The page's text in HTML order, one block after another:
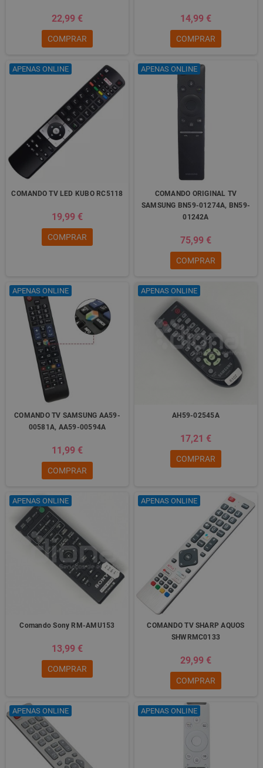
22,99 €
COMPRAR
14,99 €
COMPRAR
APENAS ONLINE
COMANDO TV LED KUBO RC5118
19,99 €
COMPRAR
APENAS ONLINE
COMANDO ORIGINAL TV
SAMSUNG BN59-01274A, BN59-
01242A
75,99 €
COMPRAR
APENAS ONLINE
COMANDO TV SAMSUNG AA59-
00581A, AA59-00594A
11,99 €
COMPRAR
APENAS ONLINE
AH59-02545A
17,21 €
COMPRAR
APENAS ONLINE
Comando Sony RM-AMU153
13,99 €
COMPRAR
APENAS ONLINE
COMANDO TV SHARP AQUOS
SHWRMC0133
29,99 €
COMPRAR
APENAS ONLINE APENAS ONLINE